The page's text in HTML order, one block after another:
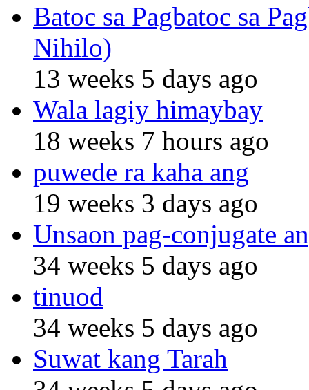
Batoc sa Pagbatoc sa
Nihilo)
13 weeks 5 days ago
Wala lagiy himaybay
18 weeks 7 hours ago
puwede ra kaha ang
19 weeks 3 days ago
Unsaon pag-conjugate
34 weeks 5 days ago
tinuod
34 weeks 5 days ago
Suwat kang Tarah